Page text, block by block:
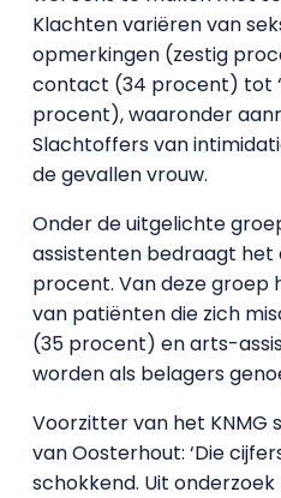
Klachten variëren van
opmerkingen (zestig
contact (34 procent) tot
procent), waaronder
Slachtoffers van
de gevallen vrouw.
Onder de uitgelichte
assistenten bedraagt het
procent. Van deze groep
van patiënten die zich
(35 procent) en arts-
worden als belagers
Voorzitter van het
van Oosterhout: ‘Die
schokkend. Uit